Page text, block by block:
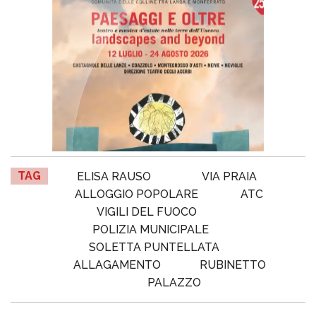
TAG ELISA RAUSO
VIA PRAIA
ALLOGGIO POPOLARE
ATC
VIGILI DEL FUOCO
POLIZIA MUNICIPALE
SOLETTA PUNTELLATA
ALLAGAMENTO
RUBINETTO
PALAZZO